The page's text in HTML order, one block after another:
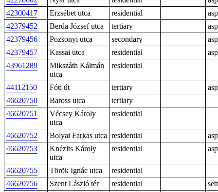
42300417
Erzsébet utca residential
42379452
Berda József utca tertiary
42379456
Pozsonyi utca secondary
42379457
Kassai utca residential
43961289
Mikszáth Kálmán
utca
residential
44112150 Fóti út tertiary
46620750
Baross utca
tertiary
46620751
Vécsey Károly
utca
residential
46620752 Bolyai Farkas utca residential
46620753
Knézits Károly
utca
residential
46620755 Török Ignác utca
residential
46620756
Szent László tér residential
sett